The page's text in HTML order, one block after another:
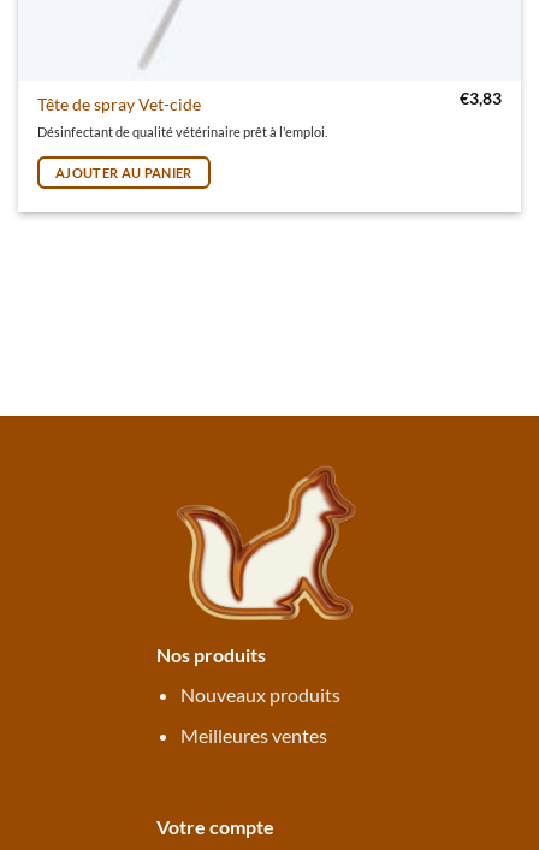
Tête de spray Vet-cide €3,83
Désinfectant de qualité vétérinaire prêt à l'emploi.
AJOUTER AU PANIER
Nos produits
Nouveaux produits
Meilleures ventes
Votre compte